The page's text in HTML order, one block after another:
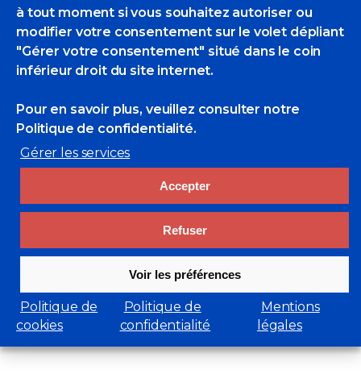
à tout moment si vous souhaitez autoriser ou
modifier votre consentement sur le volet dépliant
"Gérer votre consentement" situé dans le coin
inférieur droit du site internet.
Pour en savoir plus, veuillez consulter notre
Politique de confidentialité.
Gérer les services
Accepter
Refuser
Voir les préférences
Politique de
cookies
Politique de
confidentialité
Mentions
légales
EMBARQUEMENTS
Jennifer.lcc@orange.fr
0 Likes